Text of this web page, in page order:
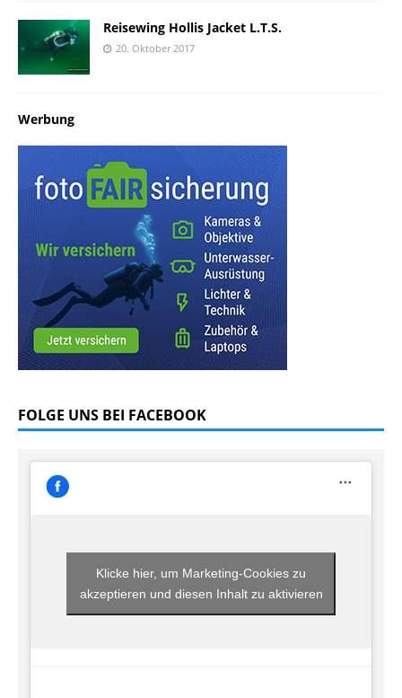
Reisewing Hollis Jacket L.T.S.
20. Oktober 2017
Werbung
FOLGE UNS BEI FACEBOOK
Klicke hier, um Marketing-Cookies zu
akzeptieren und diesen Inhalt zu aktivieren